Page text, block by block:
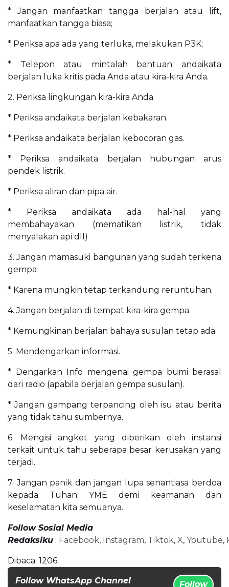
* Jangan manfaatkan tangga berjalan atau lift,
manfaatkan tangga biasa;
* Periksa apa ada yang terluka, melakukan P3K;
* Telepon atau mintalah bantuan andaikata
berjalan luka kritis pada Anda atau kira-kira Anda.
2. Periksa lingkungan kira-kira Anda
* Periksa andaikata berjalan kebakaran.
* Periksa andaikata berjalan kebocoran gas.
* Periksa andaikata berjalan hubungan arus
pendek listrik.
* Periksa aliran dan pipa air.
* Periksa andaikata ada hal-hal yang
membahayakan (mematikan listrik, tidak
menyalakan api dll)
3. Jangan mamasuki bangunan yang sudah terkena
gempa
* Karena mungkin tetap terkandung reruntuhan.
4. Jangan berjalan di tempat kira-kira gempa
* Kemungkinan berjalan bahaya susulan tetap ada.
5. Mendengarkan informasi.
* Dengarkan Info mengenai gempa bumi berasal
dari radio (apabila berjalan gempa susulan).
* Jangan gampang terpancing oleh isu atau berita
yang tidak tahu sumbernya.
6. Mengisi angket yang diberikan oleh instansi
terkait untuk tahu seberapa besar kerusakan yang
terjadi.
7. Jangan panik dan jangan lupa senantiasa berdoa
kepada Tuhan YME demi keamanan dan
keselamatan kita semuanya.
Follow Sosial Media
Redaksiku : Facebook, Instagram, Tiktok, X, Youtube,
Dibaca: 1206
Follow WhatsApp Channel Follow